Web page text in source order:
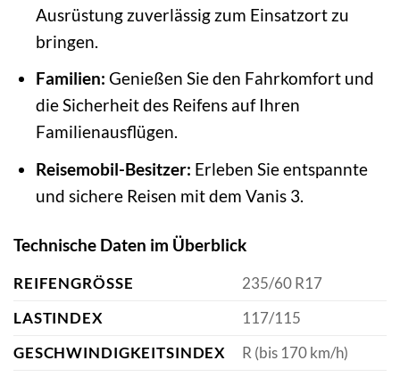
Ausrüstung zuverlässig zum Einsatzort zu
bringen.
Familien: Genießen Sie den Fahrkomfort und
die Sicherheit des Reifens auf Ihren
Familienausflügen.
Reisemobil-Besitzer: Erleben Sie entspannte
und sichere Reisen mit dem Vanis 3.
Technische Daten im Überblick
REIFENGRÖSSE
235/60 R17
LASTINDEX
117/115
GESCHWINDIGKEITSINDEX
R (bis 170 km/h)